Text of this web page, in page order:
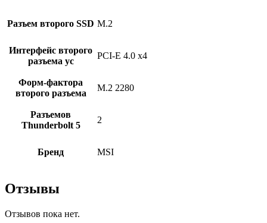
Разъем второго SSD M.2
Интерфейс второго
разъема ус
PCI-E 4.0 x4
Форм-фактора
второго разъема
M.2 2280
Разъемов
Thunderbolt 5
2
Бренд MSI
Отзывы
Отзывов пока нет.